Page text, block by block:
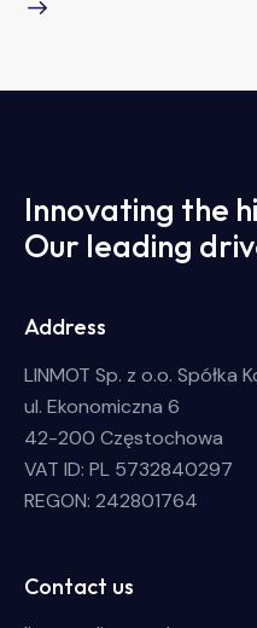
Innovating the
Our leading
Address
LINMOT Sp. z o.o. Spółka
ul. Ekonomiczna 6
42-200 Częstochowa
VAT ID: PL 5732840297
REGON: 242801764
Contact us